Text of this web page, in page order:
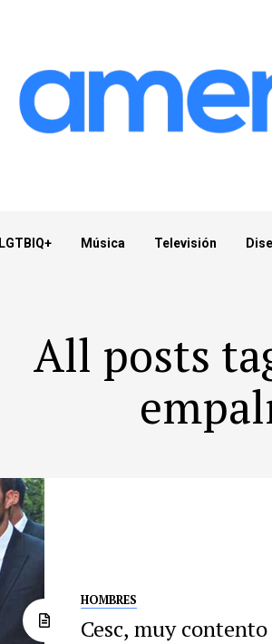
LGTBIQ+ Música Televisión
All posts
HOMBRES
Cesc, muy